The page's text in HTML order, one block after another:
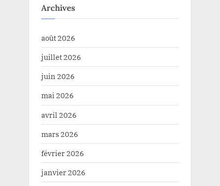
Archives
août 2026
juillet 2026
juin 2026
mai 2026
avril 2026
mars 2026
février 2026
janvier 2026